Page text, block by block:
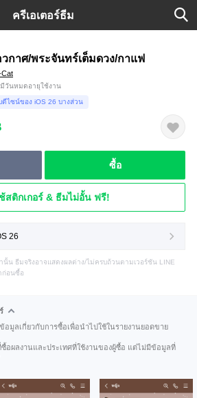
ครีเอเตอร์ธีม
กาศ/พระจันทร์เต็มดวง/กาแฟ
Cat
วันหมดอายุใช้งาน
ดีไซน์ของ iOS 26 บางส่วน
ซื้อ
สติกเกอร์ & ธีมไม่อั้น ฟรี!
26
นั้น ธีมจริงอาจแสดงผลต่าง/ไม่ครบถ้วนตามเวอร์ชัน LINE
ก่อนซื้อ
ข้อมูลเกี่ยวกับการซื้อเพื่อนำไปใช้ในรายงานยอดขาย
อผลงานและประเทศที่ใช้งานของผู้ซื้อ แต่ไม่มีข้อมูลที่